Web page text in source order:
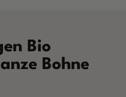
Bio
Bohne